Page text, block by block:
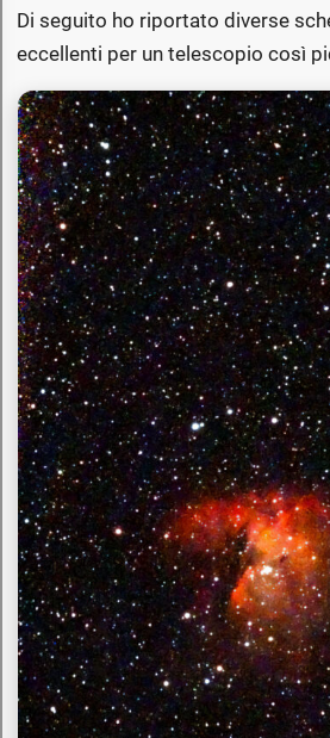
Di seguito ho riportato diverse
eccellenti per un telescopio così